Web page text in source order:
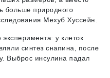
больше природного
Мехуб Хуссейн.
у клеток
синтез снапина, после
Выброс инсулина падал